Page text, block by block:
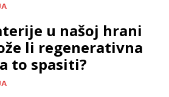
u našoj hrani
li regenerativna
to spasiti?